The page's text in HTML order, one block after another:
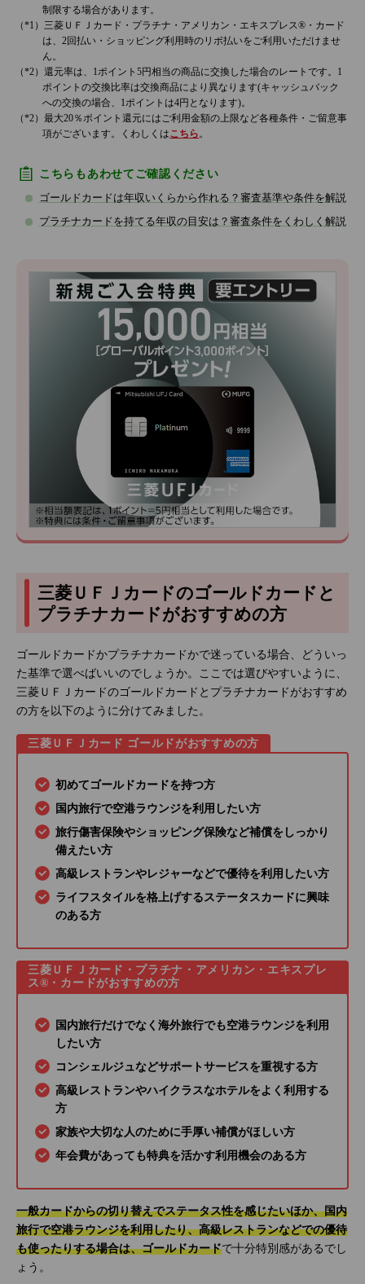
制限する場合があります。
三菱ＵＦＪカード・プラチナ・アメリカン・エキスプレス®・カード
は、2回払い・ショッピング利用時のリボ払いをご利用いただけませ
ん。
還元率は、1ポイント5円相当の商品に交換した場合のレートです。1
ポイントの交換比率は交換商品により異なります(キャッシュバック
への交換の場合、1ポイントは4円となります)。
最大20％ポイント還元にはご利用金額の上限など各種条件・ご留意事
項がございます。くわしくはこちら 。
こちらもあわせてご確認ください
ゴールドカードは年収いくらから作れる？審査基準や条件を解説
プラチナカードを持てる年収の目安は？審査条件をくわしく解説
三菱ＵＦＪカードのゴールドカードと
プラチナカードがおすすめの方
ゴールドカードかプラチナカードかで迷っている場合、どういっ
た基準で選べばいいのでしょうか。ここでは選びやすいように、
三菱ＵＦＪカードのゴールドカードとプラチナカードがおすすめ
の方を以下のように分けてみました。
三菱ＵＦＪカード ゴールドがおすすめの方
初めてゴールドカードを持つ方
国内旅行で空港ラウンジを利用したい方
旅行傷害保険やショッピング保険など補償をしっかり
備えたい方
高級レストランやレジャーなどで優待を利用したい方
ライフスタイルを格上げするステータスカードに興味
のある方
三菱ＵＦＪカード・プラチナ・アメリカン・エキスプレ
ス®・カードがおすすめの方
国内旅行だけでなく海外旅行でも空港ラウンジを利用
したい方
コンシェルジュなどサポートサービスを重視する方
高級レストランやハイクラスなホテルをよく利用する
方
家族や大切な人のために手厚い補償がほしい方
年会費があっても特典を活かす利用機会のある方
一般カードからの切り替えでステータス性を感じたいほか、国内
旅行で空港ラウンジを利用したり、高級レストランなどでの優待
も使ったりする場合は、ゴールドカードで十分特別感があるでし
ょう。